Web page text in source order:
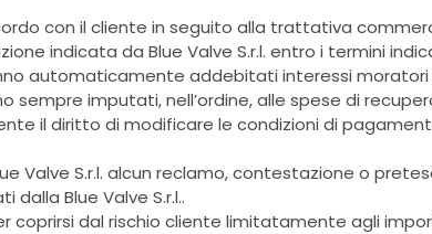
con il cliente in seguito alla trattativa
indicata da Blue Valve S.r.l. entro i termini
automaticamente addebitati interessi
imputati, nell’ordine, alle spese di
il diritto di modificare le condizioni di
Valve S.r.l. alcun reclamo, contestazione o
Blue Valve S.r.l..
coprirsi dal rischio cliente limitatamente agli